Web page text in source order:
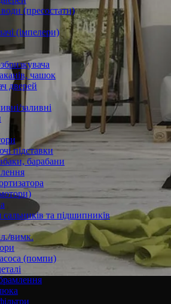
(пресостати)
(імпелери)
чашок
дверей
заливні
підставки
барабани
сальників та підшипників
вимк.
(помпи)